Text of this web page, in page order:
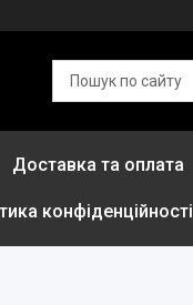
Доставка та оплата
конфіденційності